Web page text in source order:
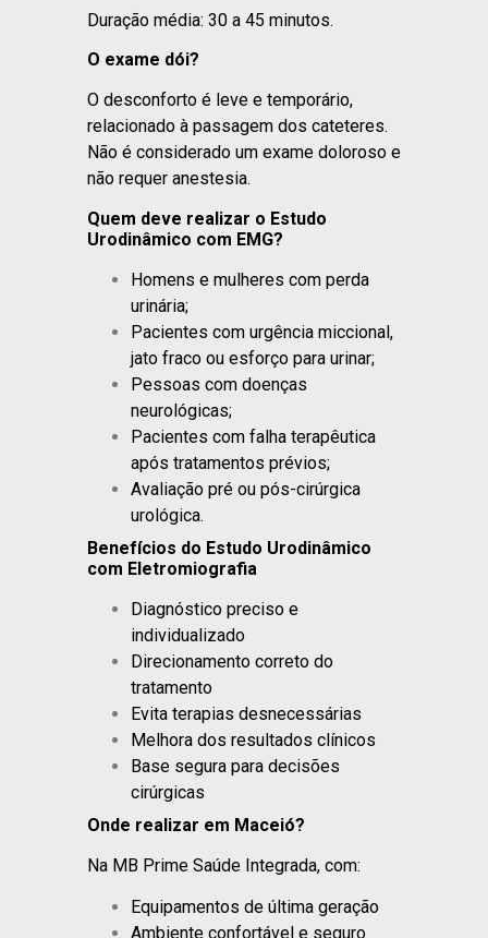
Duração média: 30 a 45 minutos.
O exame dói?
O desconforto é leve e temporário,
relacionado à passagem dos cateteres.
Não é considerado um exame doloroso e
não requer anestesia.
Quem deve realizar o Estudo
Urodinâmico com EMG?
Homens e mulheres com perda
urinária;
Pacientes com urgência miccional,
jato fraco ou esforço para urinar;
Pessoas com doenças
neurológicas;
Pacientes com falha terapêutica
após tratamentos prévios;
Avaliação pré ou pós-cirúrgica
urológica.
Benefícios do Estudo Urodinâmico
com Eletromiografia
Diagnóstico preciso e
individualizado
Direcionamento correto do
tratamento
Evita terapias desnecessárias
Melhora dos resultados clínicos
Base segura para decisões
cirúrgicas
Onde realizar em Maceió?
Na MB Prime Saúde Integrada, com:
Equipamentos de última geração
Ambiente confortável e seguro